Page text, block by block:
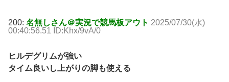
200: 名無しさん＠実況で競馬板アウト 2025/07/30(水)
00:40:56.51 ID:Khx/9vA/0
ヒルデグリムが強い
タイム良いし上がりの脚も使える